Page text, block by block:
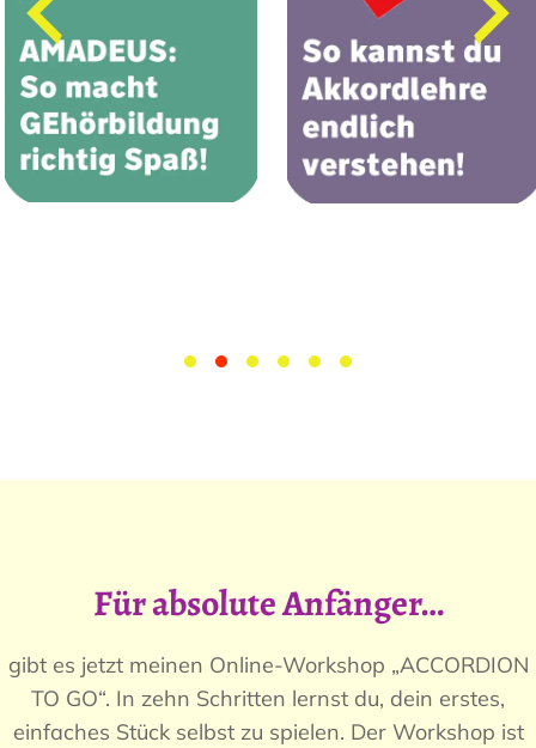
Für absolute Anfänger…
gibt es jetzt meinen Online-Workshop „ACCORDION
TO GO“. In zehn Schritten lernst du, dein erstes,
einfaches Stück selbst zu spielen. Der Workshop ist